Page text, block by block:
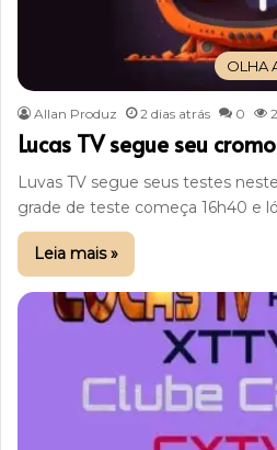
OLHA
Allan Produz 2 dias atrás 0
Lucas TV segue seu
Luvas TV segue seus testes
grade de teste começa 16h40 e
Leia mais »